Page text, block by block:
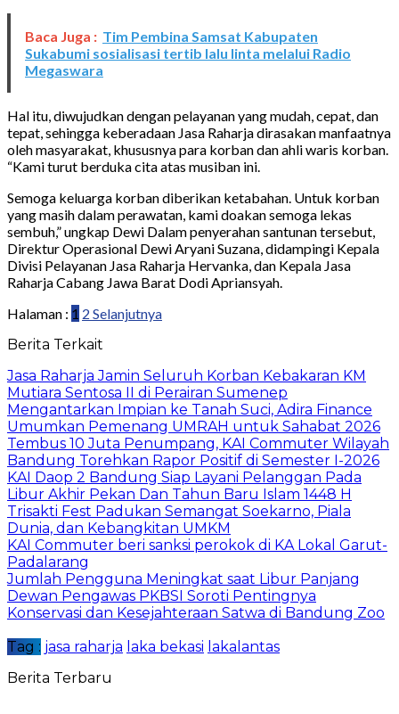
Baca Juga : Tim Pembina Samsat Kabupaten
Sukabumi sosialisasi tertib lalu linta melalui Radio
Megaswara
Hal itu, diwujudkan dengan pelayanan yang mudah, cepat, dan
tepat, sehingga keberadaan Jasa Raharja dirasakan manfaatnya
oleh masyarakat, khususnya para korban dan ahli waris korban.
“Kami turut berduka cita atas musiban ini.
Semoga keluarga korban diberikan ketabahan. Untuk korban
yang masih dalam perawatan, kami doakan semoga lekas
sembuh,” ungkap Dewi Dalam penyerahan santunan tersebut,
Direktur Operasional Dewi Aryani Suzana, didampingi Kepala
Divisi Pelayanan Jasa Raharja Hervanka, dan Kepala Jasa
Raharja Cabang Jawa Barat Dodi Apriansyah.
Halaman : 1 2 Selanjutnya
Berita Terkait
Jasa Raharja Jamin Seluruh Korban Kebakaran KM
Mutiara Sentosa II di Perairan Sumenep
Mengantarkan Impian ke Tanah Suci, Adira Finance
Umumkan Pemenang UMRAH untuk Sahabat 2026
Tembus 10 Juta Penumpang, KAI Commuter Wilayah
Bandung Torehkan Rapor Positif di Semester I-2026
KAI Daop 2 Bandung Siap Layani Pelanggan Pada
Libur Akhir Pekan Dan Tahun Baru Islam 1448 H
Trisakti Fest Padukan Semangat Soekarno, Piala
Dunia, dan Kebangkitan UMKM
KAI Commuter beri sanksi perokok di KA Lokal Garut-
Padalarang
Jumlah Pengguna Meningkat saat Libur Panjang
Dewan Pengawas PKBSI Soroti Pentingnya
Konservasi dan Kesejahteraan Satwa di Bandung Zoo
Tag : jasa raharja laka bekasi lakalantas
Berita Terbaru